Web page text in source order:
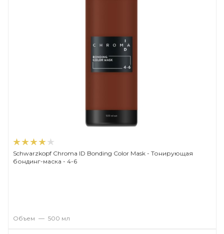
Schwarzkopf Chroma ID Bonding Color Mask - Тонирующая
бондинг-маска - 4-6
Объем — 500 мл